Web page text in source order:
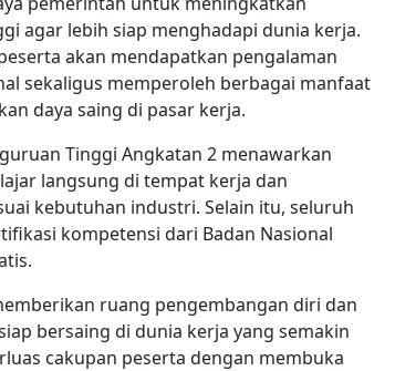
agar lebih siap menghadapi dunia kerja.
akan mendapatkan pengalaman
sekaligus memperoleh berbagai manfaat
daya saing di pasar kerja.
Tinggi Angkatan 2 menawarkan
langsung di tempat kerja dan
kebutuhan industri. Selain itu, seluruh
kompetensi dari Badan Nasional
ruang pengembangan diri dan
bersaing di dunia kerja yang semakin
cakupan peserta dengan membuka